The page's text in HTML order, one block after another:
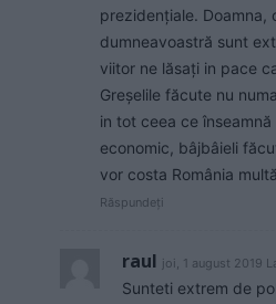
prezidențiale. Doamna,
dumneavoastră sunt
viitor ne lăsați in pace
Greșelile făcute nu
in tot ceea ce
economic, bâjbâieli
vor costa România
Răspundeți
raul joi, 1 august 2019
Sunteti extrem de